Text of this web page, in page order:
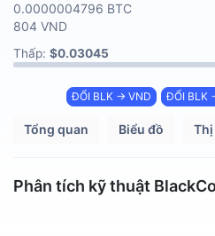
0.0000004796 BTC
804 VND
Thấp: $0.03045
ĐỔI BLK → VND ĐỔI BLK
Tổng quan Biểu đồ
Phân tích kỹ thuật